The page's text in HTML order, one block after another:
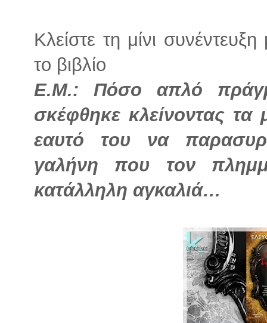
Κλείστε τη μίνι
το βιβλίο
Ε.Μ.: Πόσο απλό
σκέφθηκε κλείνοντας τα
εαυτό του να
γαλήνη που τον
κατάλληλη αγκαλιά…